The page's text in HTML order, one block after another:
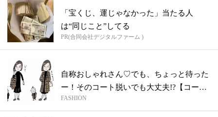
「宝くじ、運じゃなかった」当たる人
は“同じこと”してる
PR(合同会社デジタルファーム )
自称おしゃれさん♡でも、ちょっと待った
ー！そのコート脱いでも大丈夫!?【コート
の...
FASHION